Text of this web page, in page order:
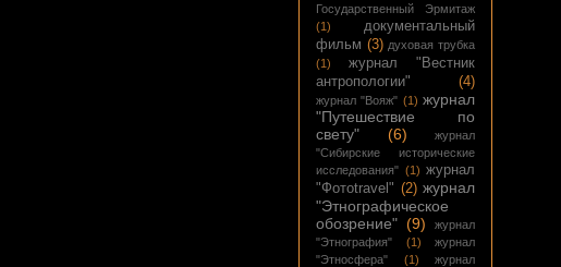
Государственный Эрмитаж
(1)
документальный
фильм (3) духовая трубка
(1)
журнал "Вестник
антропологии"
(4)
журнал "Вояж" (1) журнал
"Путешествие по
свету"
(6)
журнал
"Сибирские исторические
исследования" (1) журнал
"Фотоtravel" (2) журнал
"Этнографическое
обозрение" (9)
журнал
"Этнография"
(1)
журнал
"Этносфера"
(1)
журнал